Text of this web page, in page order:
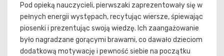
Pod opieką nauczycieli, pierwszaki zaprezentowały się w
pełnych energii występach, recytując wiersze, śpiewając
piosenki i prezentując swoją wiedzę. Ich zaangażowanie
było nagradzane gorącymi brawami, co dawało dzieciom
dodatkową motywację i pewność siebie na początku